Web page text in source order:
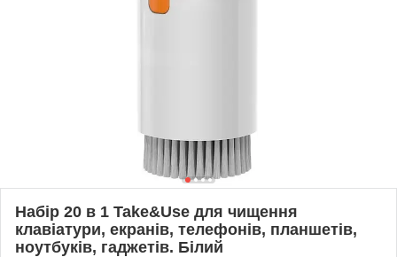
Набір 20 в 1 Take&Use для чищення
клавіатури, екранів, телефонів, планшетів,
ноутбуків, гаджетів. Білий